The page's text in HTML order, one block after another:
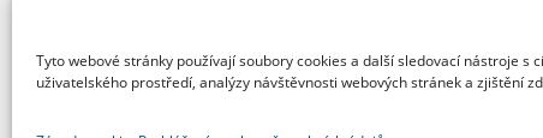
Tyto webové stránky používají soubory cookies a další sledovací nástroje s
uživatelského prostředí, analýzy návštěvnosti webových stránek a zjištění